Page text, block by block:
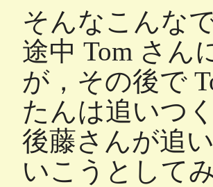
そんなこんな
途中 Tom さん
が，その後で
たんは追いつ
後藤さんが追
いこうとして